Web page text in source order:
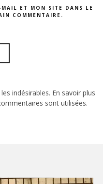
ET MON SITE DANS LE
COMMENTAIRE.
indésirables. En savoir plus
sont utilisées.